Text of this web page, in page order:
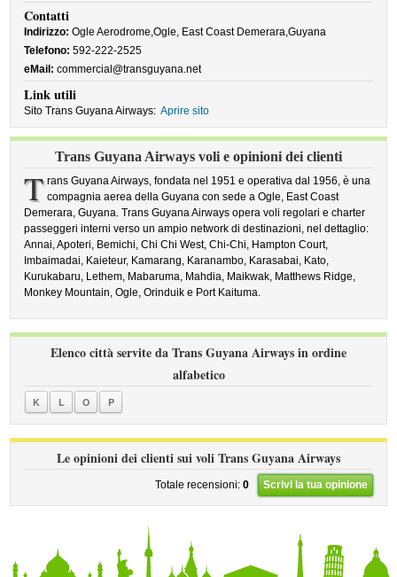
Contatti
Indirizzo: Ogle Aerodrome,Ogle, East Coast Demerara,Guyana
Telefono: 592-222-2525
eMail: commercial@transguyana.net
Link utili
Sito Trans Guyana Airways: Aprire sito
Trans Guyana Airways voli e opinioni dei clienti
T rans Guyana Airways, fondata nel 1951 e operativa dal 1956, è una
compagnia aerea della Guyana con sede a Ogle, East Coast
Demerara, Guyana. Trans Guyana Airways opera voli regolari e charter
passeggeri interni verso un ampio network di destinazioni, nel dettaglio:
Annai, Apoteri, Bemichi, Chi Chi West, Chi-Chi, Hampton Court,
Imbaimadai, Kaieteur, Kamarang, Karanambo, Karasabai, Kato,
Kurukabaru, Lethem, Mabaruma, Mahdia, Maikwak, Matthews Ridge,
Monkey Mountain, Ogle, Orinduik e Port Kaituma.
Elenco città servite da Trans Guyana Airways in ordine
alfabetico
K L O P
Le opinioni dei clienti sui voli Trans Guyana Airways
Totale recensioni: 0 Scrivi la tua opinione